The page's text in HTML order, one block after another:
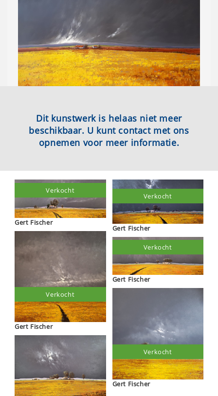
Dit kunstwerk is helaas niet meer
beschikbaar. U kunt contact met ons
opnemen voor meer informatie.
Gert Fischer
Verkocht
Gert Fischer
Verkocht
Gert Fischer
Verkocht
Gert Fischer
Verkocht
Gert Fischer
Verkocht